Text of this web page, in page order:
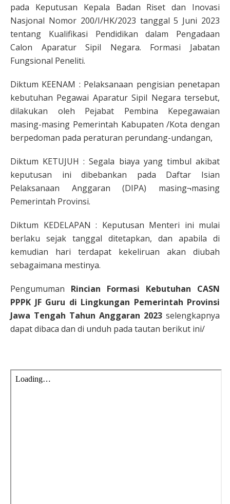
pada Keputusan Kepala Badan Riset dan Inovasi
Nasjonal Nomor 200/I/HK/2023 tanggal 5 Juni 2023
tentang Kualifikasi Pendidikan dalam Pengadaan
Calon Aparatur Sipil Negara. Formasi Jabatan
Fungsional Peneliti.
Diktum KEENAM : Pelaksanaan pengisian penetapan
kebutuhan Pegawai Aparatur Sipil Negara tersebut,
dilakukan oleh Pejabat Pembina Kepegawaian
masing-masing Pemerintah Kabupaten /Kota dengan
berpedoman pada peraturan perundang-undangan,
Diktum KETUJUH : Segala biaya yang timbul akibat
keputusan ini dibebankan pada Daftar Isian
Pelaksanaan Anggaran (DIPA) masing¬masing
Pemerintah Provinsi.
Diktum KEDELAPAN : Keputusan Menteri ini mulai
berlaku sejak tanggal ditetapkan, dan apabila di
kemudian hari terdapat kekeliruan akan diubah
sebagaimana mestinya.
Pengumuman Rincian Formasi Kebutuhan CASN
PPPK JF Guru di Lingkungan Pemerintah Provinsi
Jawa Tengah Tahun Anggaran 2023 selengkapnya
dapat dibaca dan di unduh pada tautan berikut ini/